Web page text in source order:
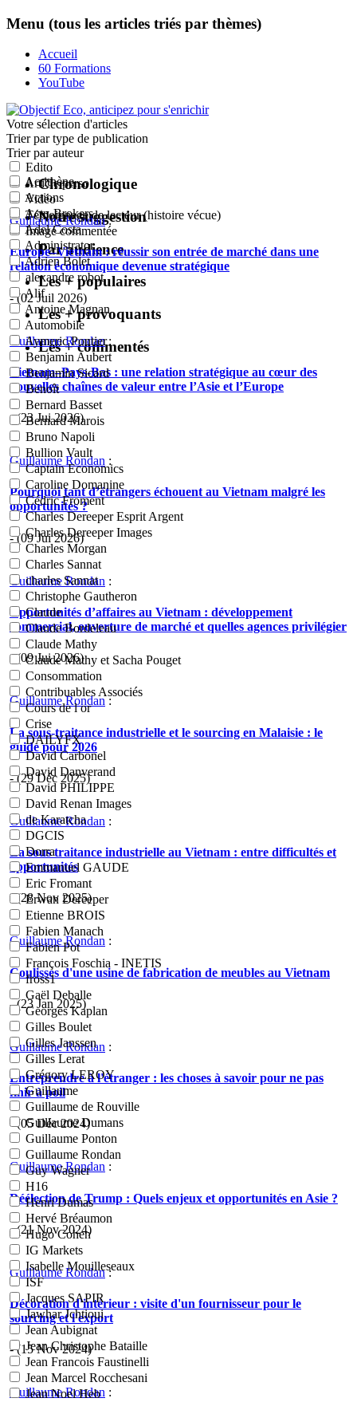
Menu (tous les articles triés par thèmes)
Accueil
60 Formations
YouTube
Votre sélection d'articles
Trier par type de publication
Edito
Article perso
Vidéo
Témoignage de lecteur (histoire vécue)
Image commentée
Trier par auteur
Acrithène
Actions
Actu-Brokers
Adel Costa
Administrator
Adrien Bolet
alexandre robot
Alif
Antoine Magnan
Automobile
Aymeric Pontier
Benjamin Aubert
Benjamin Sicard
Benoît
Bernard Basset
Bernard Marois
Bruno Napoli
Bullion Vault
Captain Economics
Caroline Domanine
Cédric Froment
Charles Dereeper Esprit Argent
Charles Dereeper Images
Charles Morgan
Charles Sannat
charles Sannat
Christophe Gautheron
Claude
Claude Bordeleau
Claude Mathy
Claude Mathy et Sacha Pouget
Consommation
Contribuables Associés
Cours de l or
Crise
DAILYFX
David Carbonel
David Danverand
David PHILIPPE
David Renan Images
de Karatcha
DGCIS
Dorra
Emmanuel GAUDE
Eric Fromant
Erwan Dereeper
Etienne BROIS
Fabien Manach
Fabien Pot
François Foschia - INETIS
fross1
Gaël Deballe
Georges Kaplan
Gilles Boulet
Gilles Janssen
Gilles Lerat
Grégory LEROY
Guillaume
Guillaume de Rouville
Guillaume Dumans
Guillaume Ponton
Guillaume Rondan
Guy Wagner
H16
Henri Dumas
Hervé Bréaumon
Hugo Cohen
IG Markets
Isabelle Mouilleseaux
ISF
Jacques SAPIR
Jawhar Jchtioui
Jean Aubignat
Jean Christophe Bataille
Jean Francois Faustinelli
Jean Marcel Rocchesani
Jean Noel Heb
Chronologique
Notre suggestion
Par audience
Les + populaires
Les + provoquants
Les + commentés
Guillaume Rondan:
Europe–Vietnam : réussir son entrée de marché dans une
relation économique devenue stratégique
- (02 Juil 2026)
Guillaume Rondan:
Vietnam–Pays-Bas : une relation stratégique au cœur des
nouvelles chaînes de valeur entre l’Asie et l’Europe
- (23 Jui 2026)
Guillaume Rondan :
Pourquoi tant d’étrangers échouent au Vietnam malgré les
opportunités ?
- (09 Jui 2026)
Guillaume Rondan :
Opportunités d’affaires au Vietnam : développement
commercial, ouverture de marché et quelles agences privilégier
- (09 Jui 2026)
Guillaume Rondan:
La sous-traitance industrielle et le sourcing en Malaisie : le
guide pour 2026
- (29 Déc 2025)
Guillaume Rondan :
La sous traitance industrielle au Vietnam : entre difficultés et
opportunités
- (28 Nov 2025)
Guillaume Rondan :
Coulisses d'une usine de fabrication de meubles au Vietnam
- (23 Jan 2025)
Guillaume Rondan :
Entreprendre à l'étranger : les choses à savoir pour ne pas
finir à poil
- (05 Déc 2024)
Guillaume Rondan :
Réélection de Trump : Quels enjeux et opportunités en Asie ?
- (21 Nov 2024)
Guillaume Rondan:
Décoration d'intérieur : visite d'un fournisseur pour le
sourcing et l'export
- (15 Nov 2024)
Guillaume Rondan :